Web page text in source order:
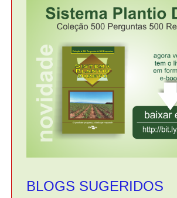
BLOGS SUGERIDOS